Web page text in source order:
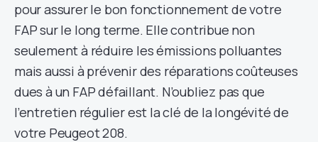
pour assurer le bon fonctionnement de votre
FAP sur le long terme. Elle contribue non
seulement à réduire les émissions polluantes
mais aussi à prévenir des réparations coûteuses
dues à un FAP défaillant. N’oubliez pas que
l’entretien régulier est la clé de la longévité de
votre Peugeot 208.